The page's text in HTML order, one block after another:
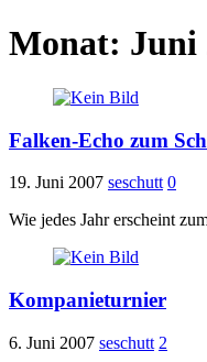
Monat: Juni
Falken-Echo zum
19. Juni 2007 seschutt 0
Wie jedes Jahr erscheint
Kompanieturnier
6. Juni 2007 seschutt 2